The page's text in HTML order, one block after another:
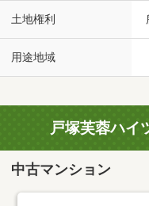
土地権利
用途地域
戸塚芙蓉ハイ
中古マンション